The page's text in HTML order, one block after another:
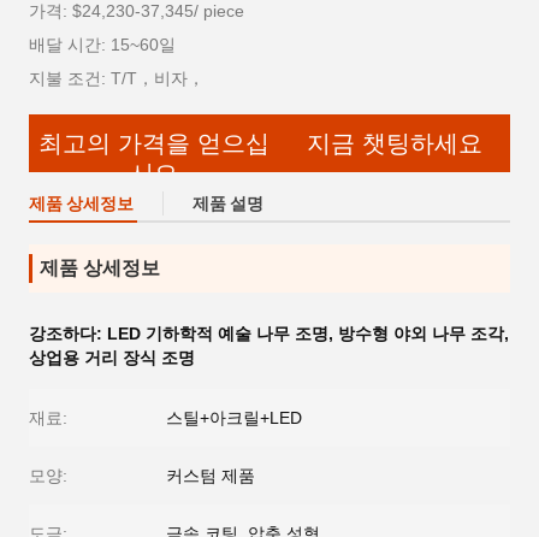
가격: $24,230-37,345/ piece
배달 시간: 15~60일
지불 조건: T/T，비자，
최고의 가격을 얻으십
시오
지금 챗팅하세요
제품 상세정보 제품 설명
제품 상세정보
강조하다: LED 기하학적 예술 나무 조명, 방수형 야외 나무 조각,
상업용 거리 장식 조명
재료: 스틸+아크릴+LED
모양: 커스텀 제품